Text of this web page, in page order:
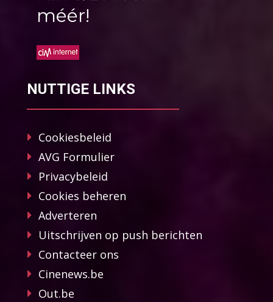
méér!
NUTTIGE LINKS
Cookiesbeleid
AVG Formulier
Privacybeleid
Cookies beheren
Adverteren
Uitschrijven op push berichten
Contacteer ons
Cinenews.be
Out.be